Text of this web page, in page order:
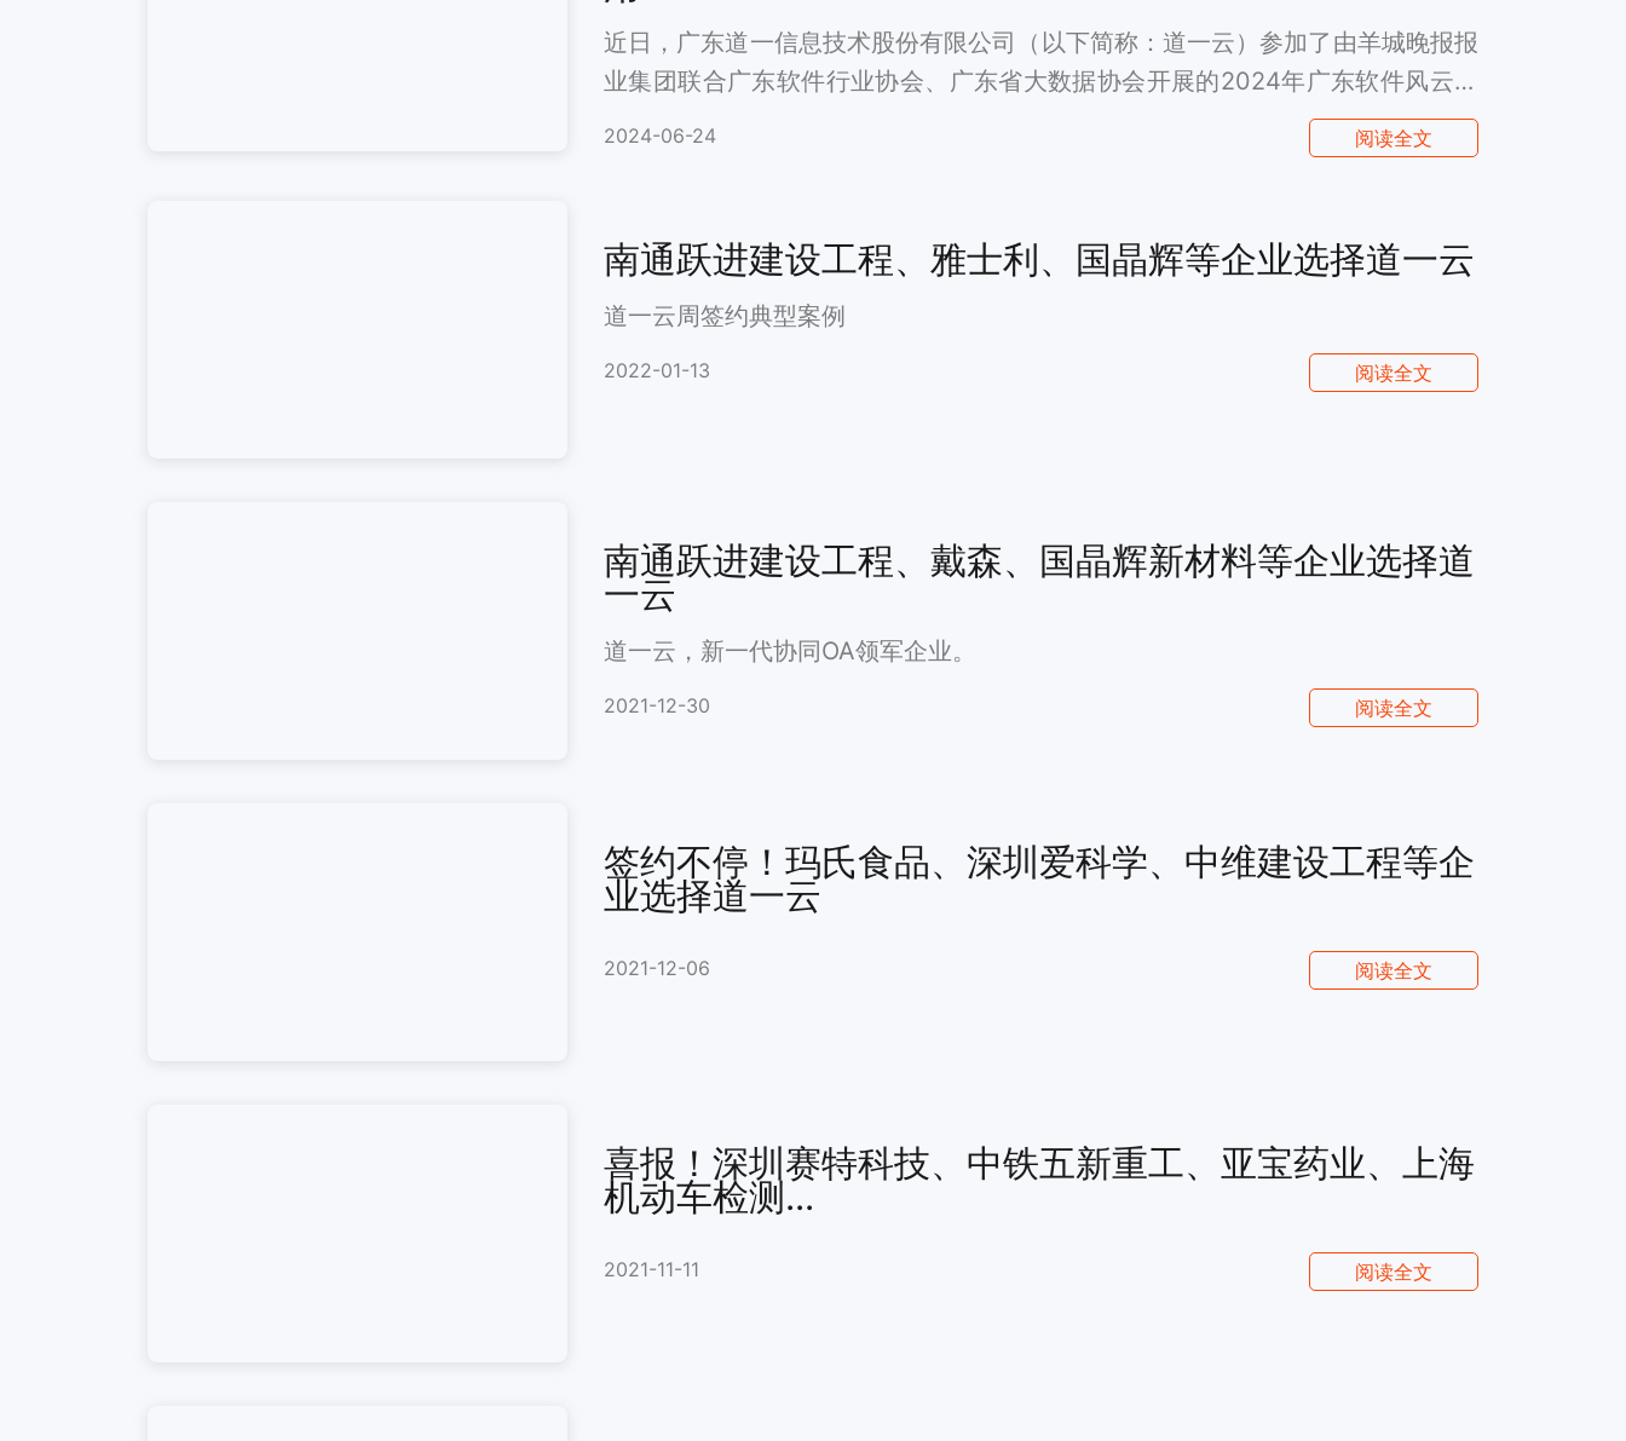
近日，广东道一信息技术股份有限公司（以下简称：道一云）参加了由羊城晚报报
业集团联合广东软件行业协会、广东省大数据协会开展的2024年广东软件风云榜
征集活动，旗下产品七巧低代码平台获评2024年广东软件风云榜“行业应用软件产
2024-06-24 阅读全文
南通跃进建设工程、雅士利、国晶辉等企业选择道一云
道一云周签约典型案例
2022-01-13 阅读全文
南通跃进建设工程、戴森、国晶辉新材料等企业选择道
一云
道一云，新一代协同OA领军企业。
2021-12-30 阅读全文
签约不停！玛氏食品、深圳爱科学、中维建设工程等企
业选择道一云
2021-12-06 阅读全文
喜报！深圳赛特科技、中铁五新重工、亚宝药业、上海
机动车检测...
2021-11-11 阅读全文